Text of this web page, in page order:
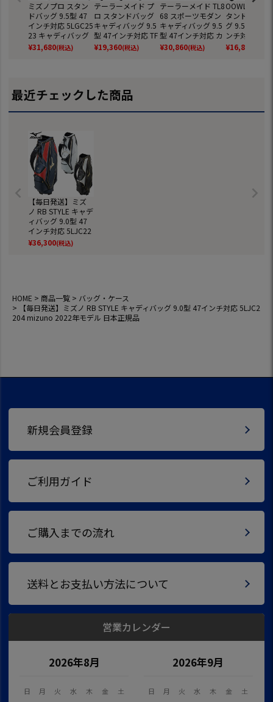
ミズノプロ スタン
ドバッグ 9.5型 47
インチ対応 5LGC25
23 キャディバッグ
2025年モデル ゴル
フ mizuno 日本正
¥31,680(税込)
テーラーメイド プ
ロ スタンドバッグ
キャディバッグ 9.5
型 47インチ対応 TF
531 2024年モデル
TaylorMade 日本正
¥19,360(税込)
テーラーメイド TL8
68 スポーツモダン
キャディバッグ 9.5
型 47インチ対応 カ
ートタイプ TaylorM
ade 2026年モデル
¥30,860(税込)
OOWLS 14分
タンドキャデ
グ 9.5型 軽量
ンチ対応
SB 【
ジナル商品】
¥16,800
最近チェックした商品
【毎日発送】ミズ
ノ RB STYLE キャデ
ィバッグ 9.0型 47
インチ対応 5LJC22
04 mizuno 2022年
モデル 日本正規品
¥36,300(税込)
HOME 商品一覧
バッグ・ケース
【毎日発送】ミズノ RB STYLE キャディバッグ 9.0型 47インチ対応 5LJC2
204 mizuno 2022年モデル 日本正規品
新規会員登録
ご利用ガイド
ご購入までの流れ
送料とお支払い方法について
営業カレンダー
2026年8月
日 月 火 水 木 金 土
2026年9月
日 月 火 水 木 金 土